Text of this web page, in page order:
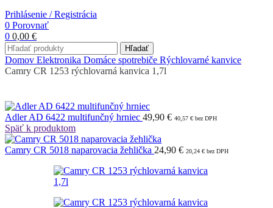
Prihlásenie / Registrácia
0 Porovnať
0 0,00 €
Hľadať
Domov Elektronika Domáce spotrebiče Rýchlovarné kanvice
Camry CR 1253 rýchlovarná kanvica 1,7l
Adler AD 6422 multifunčný hrniec 49,90 € 40,57 € bez DPH
Späť k produktom
Camry CR 5018 naparovacia žehlička 24,90 € 20,24 € bez DPH